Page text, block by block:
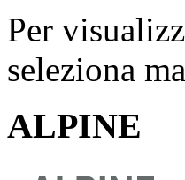
Per
seleziona
ALPINE